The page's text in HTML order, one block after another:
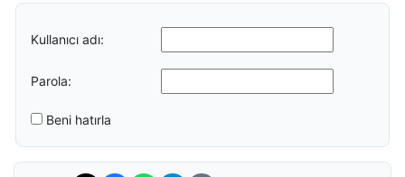
Kullanıcı adı:
Parola:
Beni hatırla